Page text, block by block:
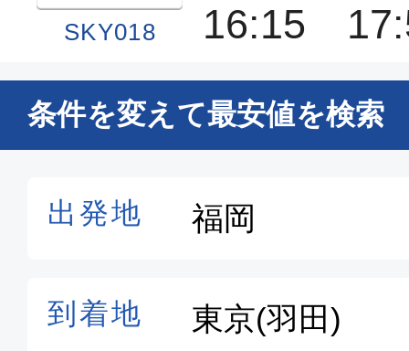
SKY018 16:15
普通席
福岡
18:40
条件を変えて最安値を検索